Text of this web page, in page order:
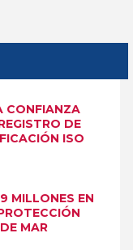
CONFIANZA
DE
ISO
MILLONES EN
MAR